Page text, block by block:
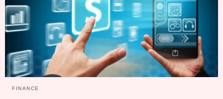
FINANCE